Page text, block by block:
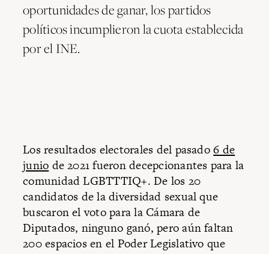
oportunidades de ganar, los partidos
políticos incumplieron la cuota establecida
por el INE.
Los resultados electorales del pasado6 de
junio de 2021 fueron decepcionantes para la
comunidad LGBTTTIQ+. De los 20
candidatos de la diversidad sexual que
buscaron el voto para la Cámara de
Diputados, ninguno ganó, pero aún faltan
200 espacios en el Poder Legislativo que